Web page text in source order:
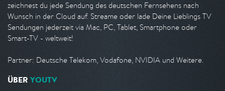
zeichnest du jede Sendung des deutschen Fernsehens nach
Wunsch in der Cloud auf. Streame oder lade Deine Lieblings TV
Sendungen jederzeit via Mac, PC, Tablet, Smartphone oder
Smart-TV - weltweit!
Partner: Deutsche Telekom, Vodafone, NVIDIA und Weitere.
ÜBER YOUTV